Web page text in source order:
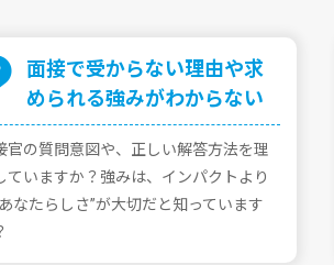
⾯接で受からない理由や求
められる強みがわからない
官の質問意図や、正しい解答⽅法を理
ていますか？強みは、インパクトより
なたらしさ”が⼤切だと知っています